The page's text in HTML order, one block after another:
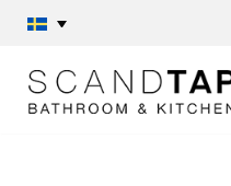
till
innehåll